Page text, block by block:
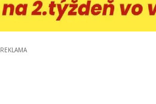
REKLAMA